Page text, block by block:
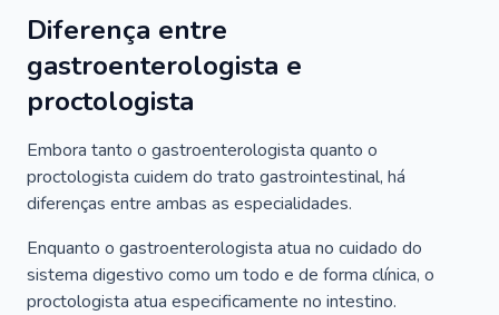
Diferença entre
gastroenterologista e
proctologista
Embora tanto o gastroenterologista quanto o
proctologista cuidem do trato gastrointestinal, há
diferenças entre ambas as especialidades.
Enquanto o gastroenterologista atua no cuidado do
sistema digestivo como um todo e de forma clínica, o
proctologista atua especificamente no intestino.